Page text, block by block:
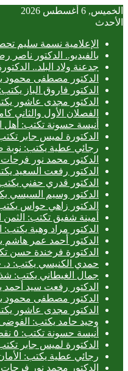
الخميس, 6 أغسطس 2026
الأحدث
الإعلامية نسمة سليم
بالفيديو.. ‎الدكتور ناصر رضوان خالد ومقترح الاشراف الهندسي الفعلي على المباني
جدعنة ولاد البلد..
الدكتور مصطفى محمود
الدكتور فاروق الباز
الدكتور مجدى عاشور
الفصلان الأول
أنيسة حسونة تكتب:
الدكتورة لميس جابر
رجائي عطية يكتب: نوبة
الدكتور محمد نور
الدكتور رفعت السعيد
الدكتور قدري حفني
الدكتور وسيم السيسي
الدكتور زاهي حواس
أمينة شفيق تكتب:
الدكتور مراد وهبة يكتب:
الدكتور أحمد عمر هاشم
الدكتورة فرخندة حسن
حمدي الكنيسي يكتب: د.
جمال الغيطاني يكتب:
الدكتور رفعت سيد
الدكتور مصطفى محمود
الدكتور مجدى عاشور
وحيد حامد يكتب:
أنيسة حسونة تكتب: ٥ نقط «مزايدة» بسْ يا عم صالح!
الدكتورة لميس جابر
رجائي عطية يكتب:
الدكتور محمد نور